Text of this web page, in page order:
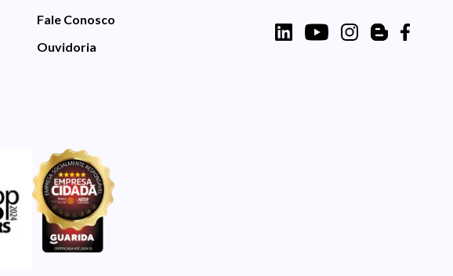
Fale Conosco
Ouvidoria